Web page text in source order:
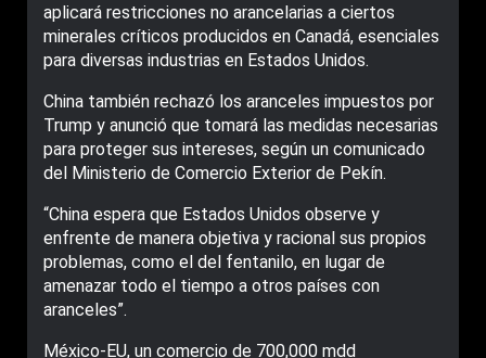
aplicará restricciones no arancelarias a ciertos
minerales críticos producidos en Canadá, esenciales
para diversas industrias en Estados Unidos.
China también rechazó los aranceles impuestos por
Trump y anunció que tomará las medidas necesarias
para proteger sus intereses, según un comunicado
del Ministerio de Comercio Exterior de Pekín.
“China espera que Estados Unidos observe y
enfrente de manera objetiva y racional sus propios
problemas, como el del fentanilo, en lugar de
amenazar todo el tiempo a otros países con
aranceles”.
México-EU, un comercio de 700,000 mdd